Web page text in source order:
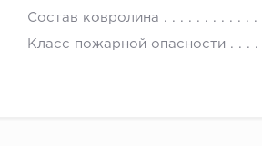
Состав ковролина
Класс пожарной опасности